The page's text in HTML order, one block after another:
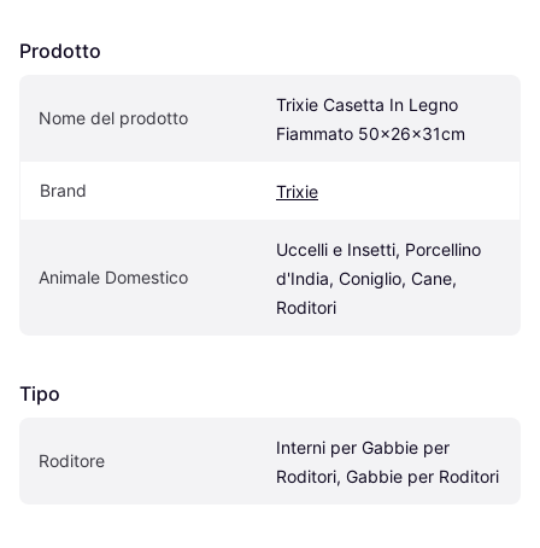
Prodotto
Nome del prodotto
Trixie Casetta In Legno
Fiammato 50x26x31cm
Brand Trixie
Animale Domestico
Uccelli e Insetti, Porcellino
d'India, Coniglio, Cane,
Roditori
Tipo
Roditore
Interni per Gabbie per
Roditori, Gabbie per Roditori